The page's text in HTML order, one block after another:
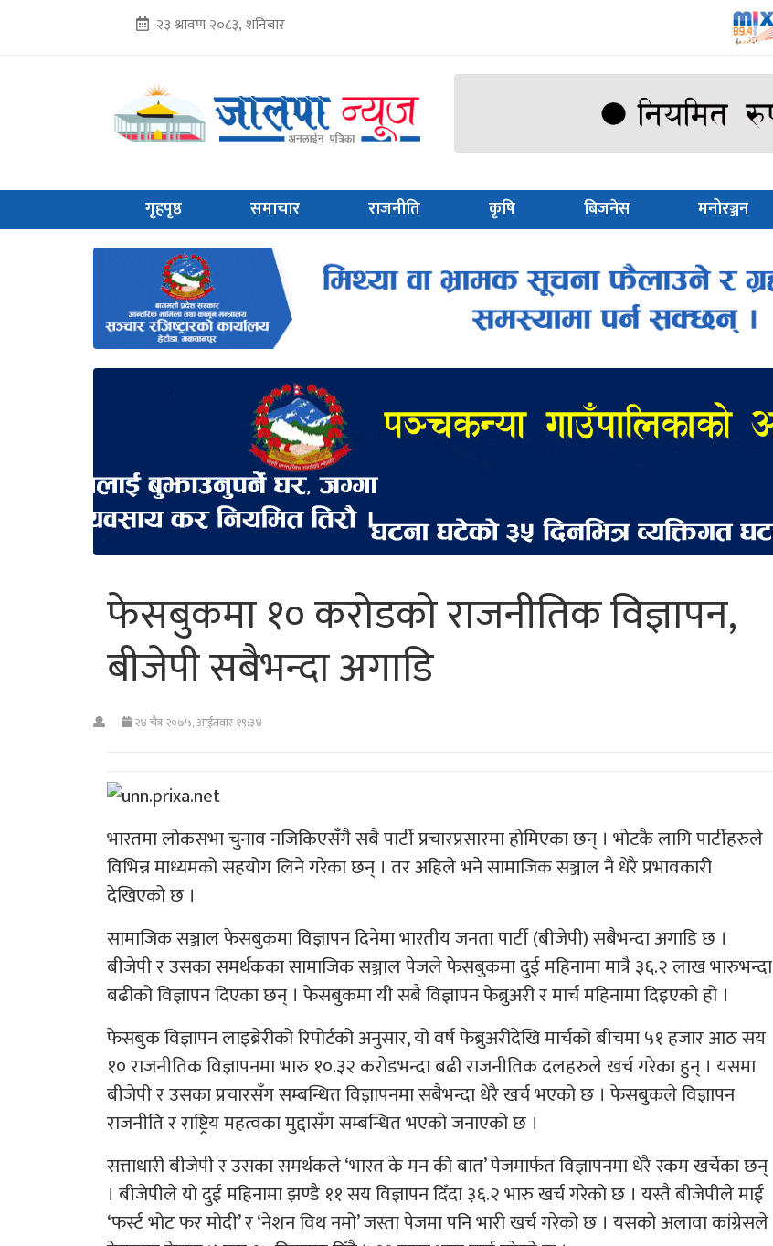
२३ श्रावण २०८३, शनिबार
गृहपृष्ठ समाचार राजनीति कृषि बिजनेस मनोरञ्जन
फेसबुकमा १० करोडको राजनीतिक विज्ञापन,
बीजेपी सबैभन्दा अगाडि
२४ चैत्र २०७५, आईतवार १९:३४
भारतमा लोकसभा चुनाव नजिकिएसँगै सबै पार्टी प्रचारप्रसारमा होमिएका छन् । भोटकै लागि पार्टीहरुले
विभिन्न माध्यमको सहयोग लिने गरेका छन् । तर अहिले भने सामाजिक सञ्जाल नै धेरै प्रभावकारी
देखिएको छ ।
सामाजिक सञ्जाल फेसबुकमा विज्ञापन दिनेमा भारतीय जनता पार्टी (बीजेपी) सबैभन्दा अगाडि छ ।
बीजेपी र उसका समर्थकका सामाजिक सञ्जाल पेजले फेसबुकमा दुई महिनामा मात्रै ३६.२ लाख भारुभन्दा
बढीको विज्ञापन दिएका छन् । फेसबुकमा यी सबै विज्ञापन फेब्रुअरी र मार्च महिनामा दिइएको हो ।
फेसबुक विज्ञापन लाइब्रेरीको रिपोर्टको अनुसार, यो वर्ष फेब्रुअरीदेखि मार्चको बीचमा ५१ हजार आठ सय
१० राजनीतिक विज्ञापनमा भारु १०.३२ करोडभन्दा बढी राजनीतिक दलहरुले खर्च गरेका हुन् । यसमा
बीजेपी र उसका प्रचारसँग सम्बन्धित विज्ञापनमा सबैभन्दा धेरै खर्च भएको छ । फेसबुकले विज्ञापन
राजनीति र राष्ट्रिय महत्वका मुद्दासँग सम्बन्धित भएको जनाएको छ ।
सत्ताधारी बीजेपी र उसका समर्थकले ‘भारत के मन की बात’ पेजमार्फत विज्ञापनमा धेरै रकम खर्चेका छन्
। बीजेपीले यो दुई महिनामा झण्डै ११ सय विज्ञापन दिँदा ३६.२ भारु खर्च गरेको छ । यस्तै बीजेपीले माई
‘फर्स्ट भोट फर मोदी’ र ‘नेशन विथ नमो’ जस्ता पेजमा पनि भारी खर्च गरेको छ । यसको अलावा कांग्रेसले